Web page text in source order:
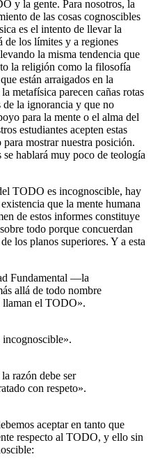
y la gente. Para nosotros, la
de las cosas cognoscibles
es el intento de llevar la
de los límites y a regiones
la misma tendencia que
la religión como la filosofía
están arraigados en la
metafísica parecen cañas rotas
de la ignorancia y que no
para la mente o el alma del
estudiantes acepten estas
mostrar nuestra posición.
hablará muy poco de teología
TODO es incognoscible, hay
que la mente humana
de estos informes constituye
todo porque concuerdan
los planos superiores. Y a esta
Fundamental —la
allá de todo nombre
llaman el TODO».
razón debe ser
con respeto».
aceptar en tanto que
respecto al TODO, y ello sin